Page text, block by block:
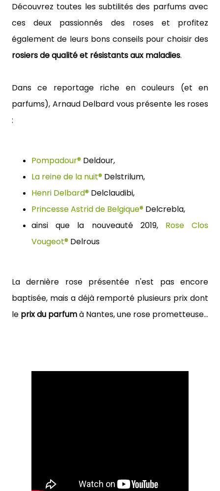
Découvrez toutes les subtilités des parfums avec
ces deux passionnés des roses et profitez
rosiers de qualité et résistants aux maladies.
Dans ce reportage riche en couleurs (et en
parfums), Arnaud Delbard vous présente les roses
:
Pompadour® Deldour,
La reine de la nuit® Delstrilum,
Henri Delbard® Delclaudibi,
Princesse Astrid de Belgique® Delcrebla,
ainsi que la nouveauté 2019, Rose Clos
Vougeot® Delrous
La dernière rose présentée n'est pas encore
baptisée, mais a déjà remporté plusieurs prix dont
le prix du parfum à Nantes, une rose prometteuse...